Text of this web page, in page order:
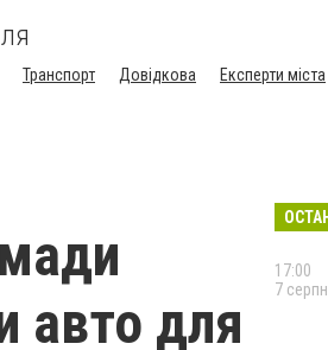
Транспорт Довідкова
Експерти міста
авто для
17:00
7